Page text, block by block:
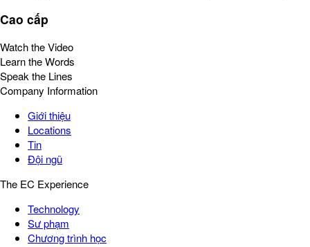
Cao cấp
Watch the Video
Learn the Words
Speak the Lines
Company Information
Giới thiệu
Locations
Tin
Đội ngũ
The EC Experience
Technology
Sư phạm
Chương trình học